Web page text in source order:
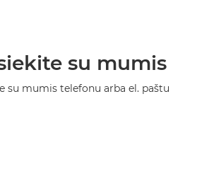
su mumis
su mumis telefonu arba el. paštu